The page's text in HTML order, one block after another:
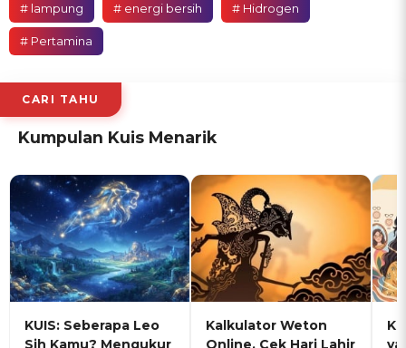
# lampung # energi bersih # Hidrogen
# Pertamina
CARI TAHU
Kumpulan Kuis Menarik
KUIS: Seberapa Leo
Kalkulator Weton